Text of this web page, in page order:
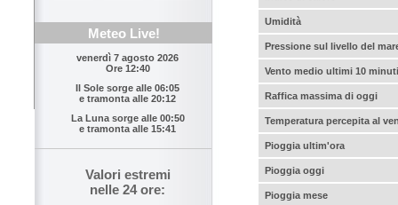
Meteo Live!
venerdì 7 agosto 2026
Ore 12:40
Il Sole sorge alle 06:05
e tramonta alle 20:12
La Luna sorge alle 00:50
e tramonta alle 15:41
Valori estremi
nelle 24 ore:
Umidità
Pressione sul livello del
Vento medio ultimi 10 minuti
Raffica massima di oggi
Temperatura percepita al
Pioggia ultim'ora
Pioggia oggi
Pioggia mese